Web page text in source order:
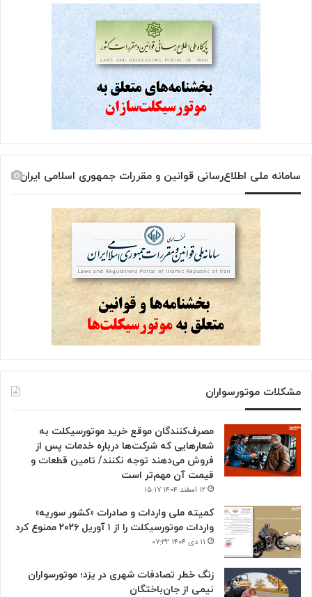
سامانه ملی اطلاع‌رسانی قوانین و مقررات جمهوری اسلامی ایران
مشکلات موتورسواران
مصرف‌کنندگان موقع خرید موتورسیکلت به
شعارهایی که شرکت‌ها درباره خدمات پس از
فروش می‌دهند توجه نکنند/ تامین قطعات و
قیمت آن مهم‌تر است
۱۲ اسفند ۱۴۰۴ ۱۵:۱۷
کمیته ملی واردات و صادرات «کشور سوریه»
واردات موتورسیکلت را از ۱ آوریل ۲۰۲۶ ممنوع کرد
۱۱ دی ۱۴۰۴ ۰۷:۳۲
زنگ خطر تصادفات شهری در یزد؛ موتورسواران
نیمی از جان‌باختگان